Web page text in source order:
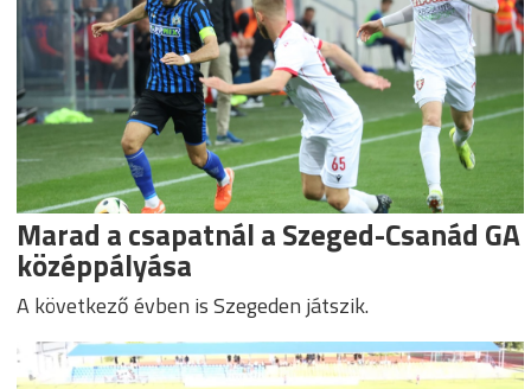
Marad a csapatnál a Szeged-Csanád GA
középpályása
A következő évben is Szegeden játszik.